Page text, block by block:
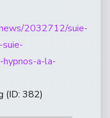
2032712/suie-
a-la-
(ID: 382)